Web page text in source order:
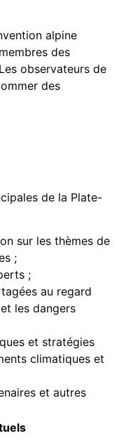
alpine
des
observateurs de
des
de la Plate-
sur les thèmes de
;
;
au regard
les dangers
et stratégies
climatiques et
et autres